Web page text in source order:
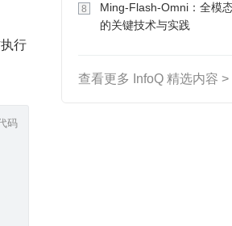
行
码
8
Ming-Flash-Omni：全模
的关键技术与实践
查看更多 InfoQ 精选内容 >